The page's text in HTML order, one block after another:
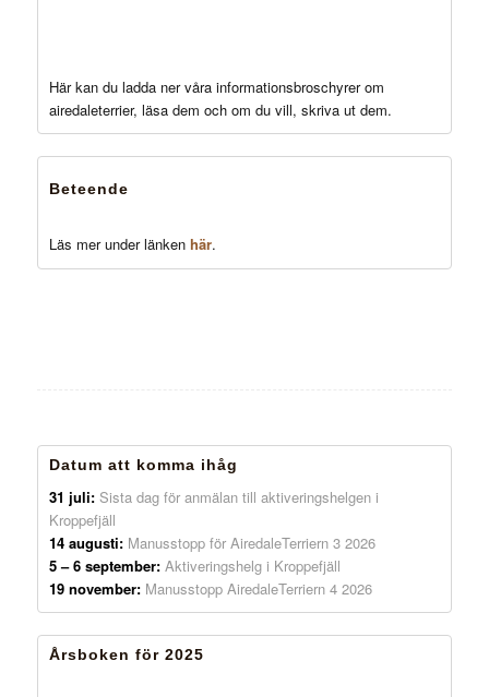
Här kan du ladda ner våra informationsbroschyrer om
airedaleterrier, läsa dem och om du vill, skriva ut dem.
Beteende
Läs mer under länken här.
Datum att komma ihåg
31 juli:Sista dag för anmälan till aktiveringshelgen i
Kroppefjäll
14 augusti:Manusstopp för AiredaleTerriern 3 2026
5 – 6 september:Aktiveringshelg i Kroppefjäll
19 november:Manusstopp AiredaleTerriern 4 2026
Årsboken för 2025